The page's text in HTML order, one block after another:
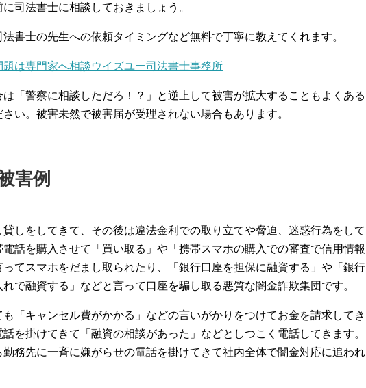
司法書士に相談しておきましょう。
書士の先生への依頼タイミングなど無料で丁寧に教えてくれます。
題は専門家へ相談ウイズユー司法書士事務所
「警察に相談しただろ！？」と逆上して被害が拡大することもよくある
い。被害未然で被害届が受理されない場合もあります。
害例
しをしてきて、その後は違法金利での取り立てや脅迫、迷惑行為をして
電話を購入させて「買い取る」や「携帯スマホの購入での審査で信用情報
ってスマホをだまし取られたり、「銀行口座を担保に融資する」や「銀行
で融資する」などと言って口座を騙し取る悪質な闇金詐欺集団です。
「キャンセル費がかかる」などの言いがかりをつけてお金を請求してき
を掛けてきて「融資の相談があった」などとしつこく電話してきます。
務先に一斉に嫌がらせの電話を掛けてきて社内全体で闇金対応に追われ